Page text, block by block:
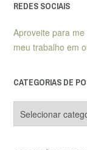
REDES SOCIAIS
Aproveite para
meu trabalho em
CATEGORIAS DE
de